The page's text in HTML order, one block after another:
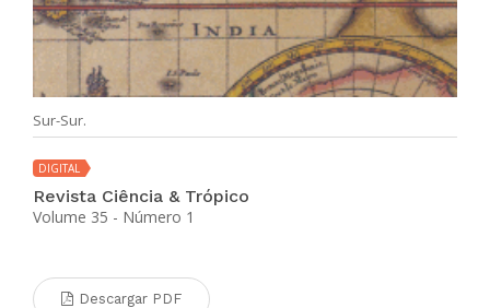
Sur-Sur.
DIGITAL
Revista Ciência & Trópico
Volume 35 - Número 1
Descargar PDF